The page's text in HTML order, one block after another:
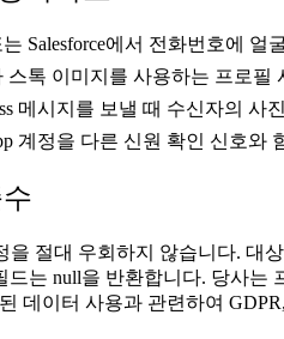
Salesforce에서 전화번호에 얼
톡 이미지를 사용하는 프로필
메시지를 보낼 때 수신자의 사
계정을 다른 신원 확인 신호와
을 절대 우회하지 않습니다.
드는 null을 반환합니다. 당사는
데이터 사용과 관련하여